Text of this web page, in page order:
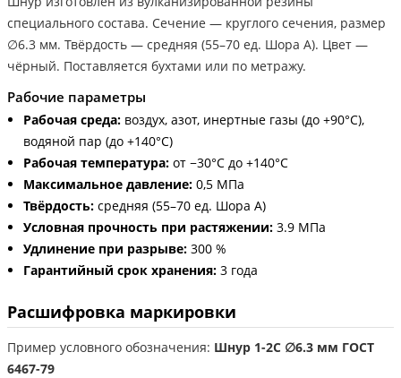
специального состава. Сечение — круглого сечения, размер
∅6.3 мм. Твёрдость — средняя (55–70 ед. Шора А). Цвет —
чёрный. Поставляется бухтами или по метражу.
Рабочие параметры
Рабочая среда: воздух, азот, инертные газы (до +90°С),
водяной пар (до +140°С)
Рабочая температура: от −30°С до +140°С
Максимальное давление: 0,5 МПа
Твёрдость: средняя (55–70 ед. Шора А)
Условная прочность при растяжении: 3.9 МПа
Удлинение при разрыве: 300 %
Гарантийный срок хранения: 3 года
Расшифровка маркировки
Пример условного обозначения: Шнур 1-2С ∅6.3 мм ГОСТ
6467-79